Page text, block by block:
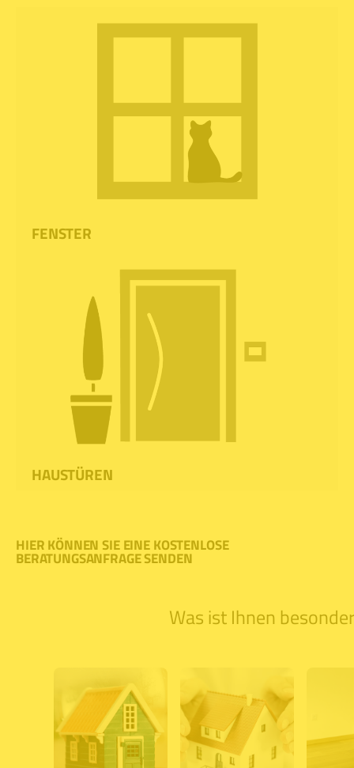
FENSTER
HAUSTÜREN
HIER KÖNNEN SIE EINE KOSTENLOSE
BERATUNGSANFRAGE SENDEN